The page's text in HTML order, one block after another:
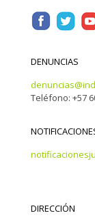
DENUNCIAS
Teléfono: +57
DIRECCIÓN